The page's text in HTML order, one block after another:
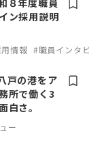
ン採用説明
情報 #職員インタビ
戸の港をア
所で働く3
白さ。
ー